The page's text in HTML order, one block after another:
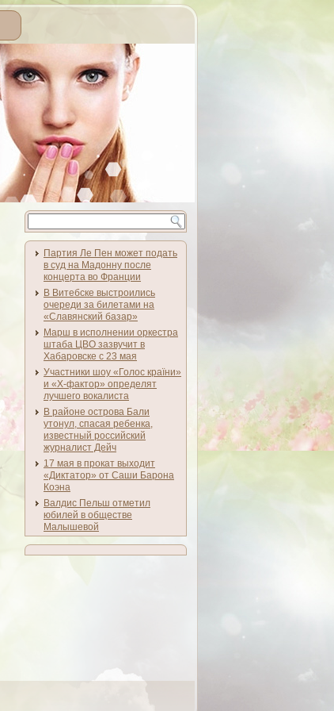
Партия Ле Пен может подать
в суд на Мадонну после
концерта во Франции
В Витебске выстроились
очереди за билетами на
«Славянский базар»
Марш в исполнении оркестра
штаба ЦВО зазвучит в
Хабаровске с 23 мая
Участники шоу «Голос країни»
и «Х-фактор» определят
лучшего вокалиста
В районе острова Бали
утонул, спасая ребенка,
известный российский
журналист Дейч
17 мая в прокат выходит
«Диктатор» от Саши Барона
Коэна
Валдис Пельш отметил
юбилей в обществе
Малышевой